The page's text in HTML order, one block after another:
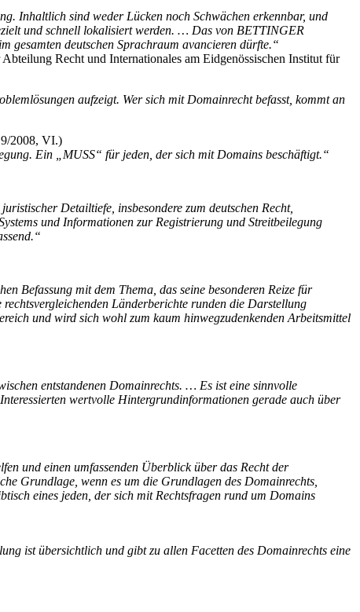
Inhaltlich sind weder Lücken noch Schwächen erkennbar, und
und schnell lokalisiert werden. … Das von BETTINGER
gesamten deutschen Sprachraum avancieren dürfte.“
Recht und Internationales am Eidgenössischen Institut für
aufzeigt. Wer sich mit Domainrecht befasst, kommt an
2008, VI.)
Ein „MUSS“ für jeden, der sich mit Domains beschäftigt.“
Detailtiefe, insbesondere zum deutschen Recht,
und Informationen zur Registrierung und Streitbeilegung
Befassung mit dem Thema, das seine besonderen Reize für
Länderberichte runden die Darstellung
und wird sich wohl zum kaum hinwegzudenkenden Arbeitsmittel
entstandenen Domainrechts. … Es ist eine sinnvolle
wertvolle Hintergrundinformationen gerade auch über
und einen umfassenden Überblick über das Recht der
Grundlage, wenn es um die Grundlagen des Domainrechts,
eines jeden, der sich mit Rechtsfragen rund um Domains
ist übersichtlich und gibt zu allen Facetten des Domainrechts eine